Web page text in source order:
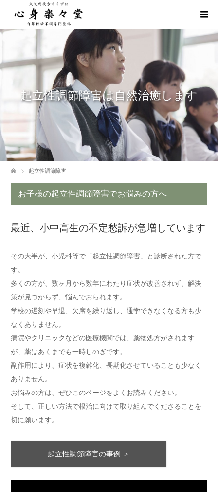
起立性調節障害は自然治癒します
起立性調節障害
お子様の起立性調節障害でお悩みの方へ
最近、小中高生の不定愁訴が急増しています
その大半が、小児科等で「起立性調節障害」と診断された方で
す。
多くの方が、数ヶ月から数年にわたり症状が改善されず、解決
策が見つからず、悩んでおられます。
学校の遅刻や早退、欠席を繰り返し、通学できなくなる方も少
なくありません。
病院やクリニックなどの医療機関では、薬物処方がされます
が、薬はあくまでも一時しのぎです。
副作用により、症状を複雑化、長期化させていることも少なく
ありません。
お悩みの方は、ぜひこのページをよくお読みください。
そして、正しい方法で根治に向けて取り組んでくださることを
切に願います。
起立性調節障害の事例 ＞